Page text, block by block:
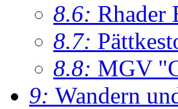
8.6: Rhader
8.7:
8.8: MGV
9: Wandern